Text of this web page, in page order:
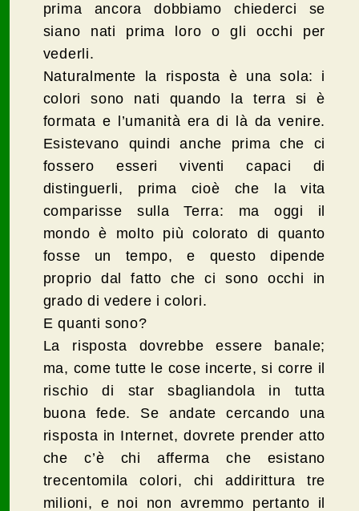
prima ancora dobbiamo chiederci se
siano nati prima loro o gli occhi per
vederli.
Naturalmente la risposta è una sola: i
colori sono nati quando la terra si è
formata e l’umanità era di là da venire.
Esistevano quindi anche prima che ci
fossero esseri viventi capaci di
distinguerli, prima cioè che la vita
comparisse sulla Terra: ma oggi il
mondo è molto più colorato di quanto
fosse un tempo, e questo dipende
proprio dal fatto che ci sono occhi in
grado di vedere i colori.
E quanti sono?
La risposta dovrebbe essere banale;
ma, come tutte le cose incerte, si corre il
rischio di star sbagliandola in tutta
buona fede. Se andate cercando una
risposta in Internet, dovrete prender atto
che c’è chi afferma che esistano
trecentomila colori, chi addirittura tre
milioni, e noi non avremmo pertanto il